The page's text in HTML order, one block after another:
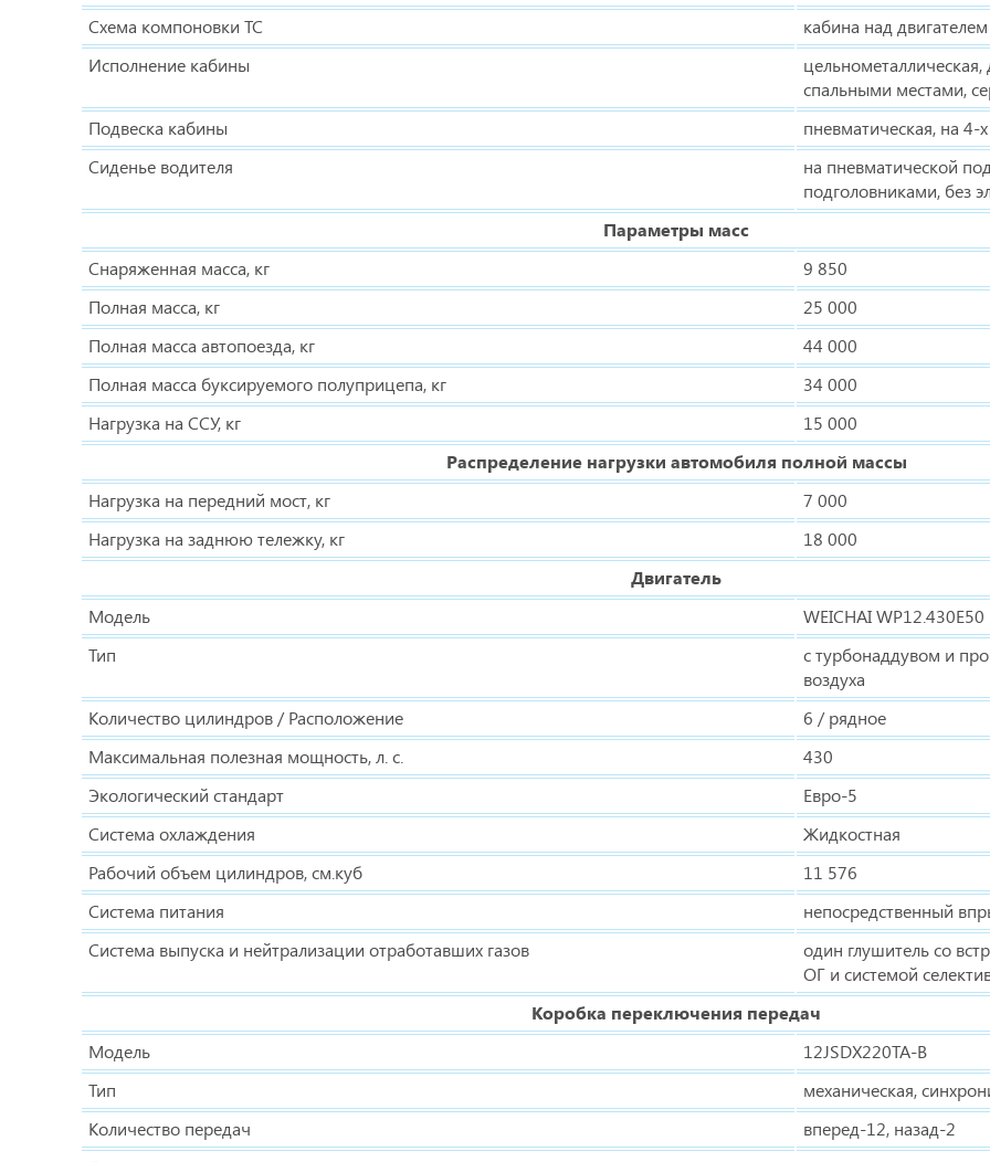
Схема компоновки ТС
кабина над двигателем
Исполнение кабины
цельнометаллическая,
спальными местами,
Подвеска кабины
пневматическая, на 4-
Сиденье водителя
на пневматической
подголовниками, без
Параметры масс
Снаряженная масса, кг
9 850
Полная масса, кг
25 000
Полная масса автопоезда, кг
44 000
Полная масса буксируемого полуприцепа, кг
34 000
Нагрузка на ССУ, кг
15 000
Распределение нагрузки автомобиля полной массы
Нагрузка на передний мост, кг
7 000
Нагрузка на заднюю тележку, кг
18 000
Двигатель
Модель
WEICHAI WP12.430E50
Тип
с турбонаддувом и
воздуха
Количество цилиндров / Расположение
6 / рядное
Максимальная полезная мощность, л. с.
430
Экологический стандарт
Евро-5
Система охлаждения
Жидкостная
Рабочий объем цилиндров, см.куб
11 576
Система питания
непосредственный
Система выпуска и нейтрализации отработавших газов
один глушитель со
ОГ и системой
Коробка переключения передач
Модель
12JSDX220TA-B
Тип
механическая,
Количество передач
вперед-12, назад-2